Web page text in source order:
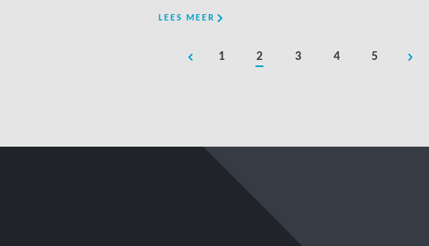
LEES MEER
1 2 3 4 5